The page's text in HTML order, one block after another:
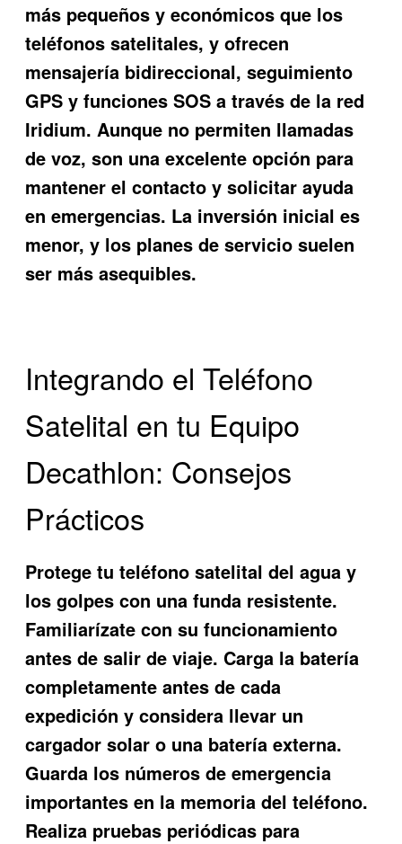
más pequeños y económicos que los
teléfonos satelitales, y ofrecen
mensajería bidireccional, seguimiento
GPS y funciones SOS a través de la red
Iridium. Aunque no permiten llamadas
de voz, son una excelente opción para
mantener el contacto y solicitar ayuda
en emergencias. La inversión inicial es
menor, y los planes de servicio suelen
ser más asequibles.
Integrando el Teléfono
Satelital en tu Equipo
Decathlon: Consejos
Prácticos
Protege tu teléfono satelital del agua y
los golpes con una funda resistente.
Familiarízate con su funcionamiento
antes de salir de viaje. Carga la batería
completamente antes de cada
expedición y considera llevar un
cargador solar o una batería externa.
Guarda los números de emergencia
importantes en la memoria del teléfono.
Realiza pruebas periódicas para